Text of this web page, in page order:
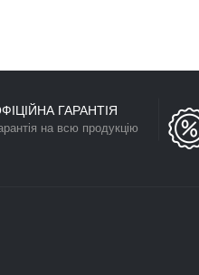
ГАРАНТІЯ
на всю продукцію